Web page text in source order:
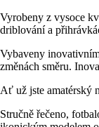
Vyrobeny z vysoce
driblování a
Vybaveny
změnách směru.
Ať už jste amatérský
Stručně řečeno,